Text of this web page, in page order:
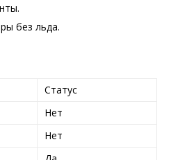
без льда.
Статус
Нет
Нет